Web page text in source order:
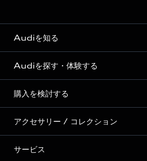
Audiを知る
Audi ブランド
Story of Progress
Audi Sport
Formula 1®
デジタルサービス
Audiを探す・体験する
ディーラー検索
新車在庫検索
試乗車・展示車検索
見積り依頼
購入を検討する
モデル一覧
特別仕様モデル / 限定モデル
アクセサリー / コレクション
純正アクセサリー
サービス